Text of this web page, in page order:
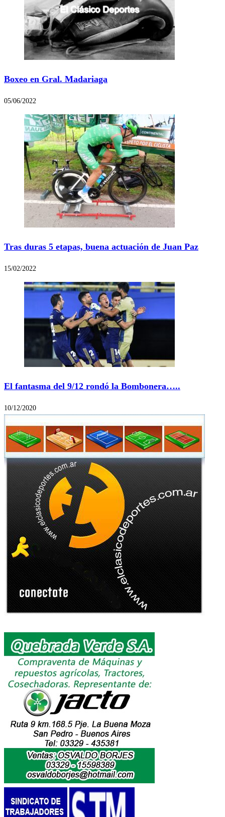
Boxeo en Gral. Madariaga
05/06/2022
Tras duras 5 etapas, buena actuación de Juan Paz
15/02/2022
El fantasma del 9/12 rondó la Bombonera…..
10/12/2020